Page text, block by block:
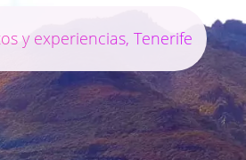
y experiencias, Tenerife